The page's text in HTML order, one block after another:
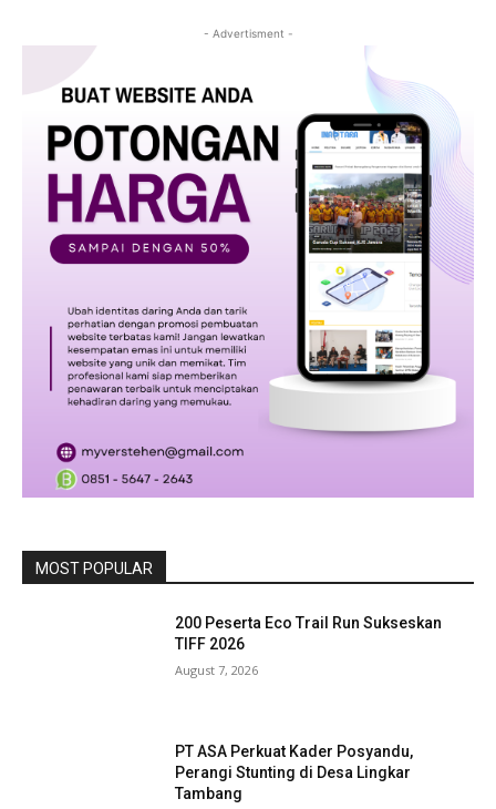
- Advertisment -
MOST POPULAR
200 Peserta Eco Trail Run Sukseskan
TIFF 2026
August 7, 2026
PT ASA Perkuat Kader Posyandu,
Perangi Stunting di Desa Lingkar
Tambang